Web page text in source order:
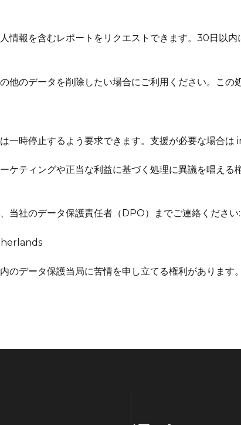
情報を含むレポートをリクエストできます。30日以内
他のデータを削除したい場合にご利用ください。こ
一時停止するよう要求できます。支援が必要な場合
ケティングや正当な利益に基づく処理に異議を唱える
当社のデータ保護責任者（DPO）までご連絡ください:
のデータ保護当局に苦情を申し立てる権利があります。